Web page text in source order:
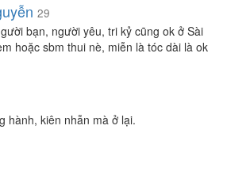
29
bạn, người yêu, tri kỷ cũng ok ở Sài
hoặc sbm thui nè, miễn là tóc dài là ok
hành, kiên nhẫn mà ở lại.